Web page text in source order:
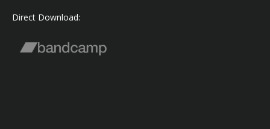
Direct Download: